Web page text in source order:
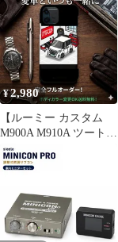
(H28/11～)用ミニコン
プロ MINICON PRO＋
車内モニターセット
¥2,980
【ルーミー カスタム
M900A M910A ツートン
ホワイト 】iPhone スマ
ホケース iPhone17
iPhone17ProMax
iPhoneAir iPhone16
iPhone16e 対応